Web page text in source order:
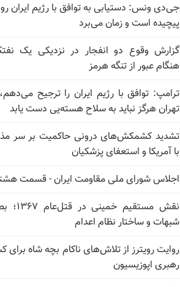
جی‌دی ونس: دستیابی به توافق با رژیم ایران
پیچیده است و زمان می‌برد
گزارش وقوع دو انفجار در نزدیکی یک
هنگام عبور از تنگه هرمز
ترامپ: توافق با رژیم ایران را ترجیح
تهران هرگز نباید به سلاح هسته‌یی دست یابد
تشدید کشمکش‌های درونی حاکمیت بر سر
با آمریکا و استعفای پزشکیان
اجلاس شورای ملی مقاومت ایران - قسمت
نقش مستقیم خمینی
شبهات و ساختار نظام اعدام
روایت رویترز از تلاش‌های ناکام بچه شاه
رهبری اپوزیسیون